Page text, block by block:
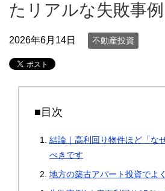
たリアルな失敗事例
2026年6月14日 不動産投資
■目次
結論｜高利回り物件ほど「な
べきです
地方の築古アパート投資でよ